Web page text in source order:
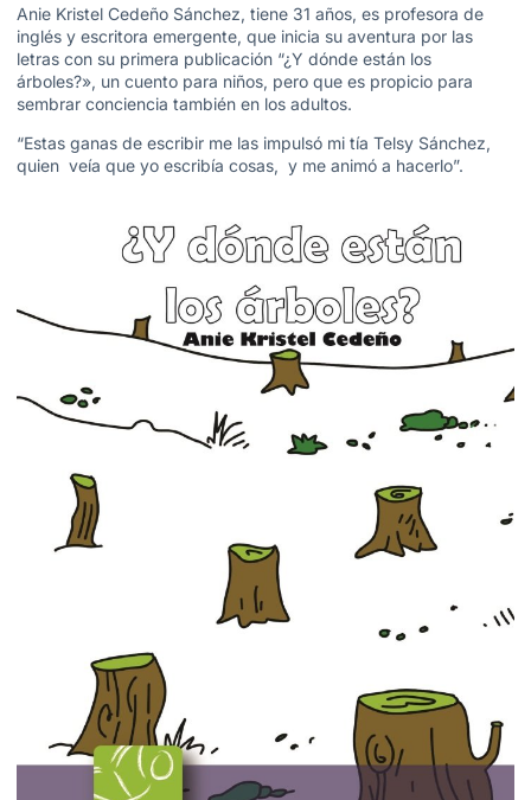
Anie Kristel Cedeño Sánchez, tiene 31 años, es profesora de
inglés y escritora emergente, que inicia su aventura por las
letras con su primera publicación “¿Y dónde están los
árboles?», un cuento para niños, pero que es propicio para
sembrar conciencia también en los adultos.
“Estas ganas de escribir me las impulsó mi tía Telsy Sánchez,
quien veía que yo escribía cosas, y me animó a hacerlo”.